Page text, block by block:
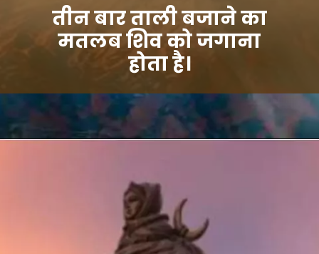
तीन बार ताली बजाने का
मतलब शिव को जगाना
होता है।